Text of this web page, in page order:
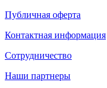
Публичная оферта
Контактная информация
Сотрудничество
Наши партнеры